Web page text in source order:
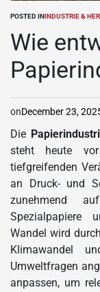
POSTED ININDUSTRIE &
Wie
onDecember 23,
Die
steht heute vor
tiefgreifenden
an Druck- und
zunehmend
Spezialpapiere
Wandel wird
Klimawandel
Umweltfragen
anpassen, um